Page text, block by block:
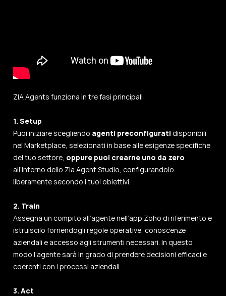
ZIA Agents funziona in tre fasi principali:
1. Setup
Puoi iniziare scegliendo agenti preconfigurati disponibili
nel Marketplace, selezionati in base alle esigenze specifiche
del tuo settore, oppure puoi crearne uno da zero
all’interno dello Zia Agent Studio, configurandolo
liberamente secondo i tuoi obiettivi.
2. Train
Assegna un compito all’agente nell’app Zoho di riferimento e
istruiscilo fornendogli regole operative, conoscenze
aziendali e accesso agli strumenti necessari. In questo
modo l’agente sarà in grado di prendere decisioni efficaci e
coerenti con i processi aziendali.
3. Act